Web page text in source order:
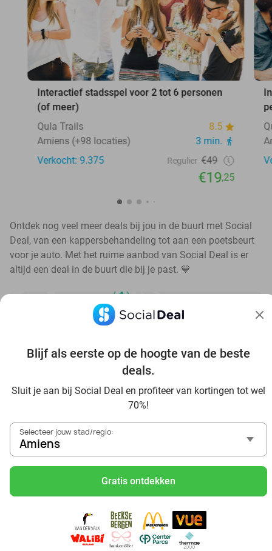
Blijf als eerste op de hoogte van de beste
deals.
Sluit je aan bij Social Deal en profiteer van kortingen tot wel
70%!
Selecteer jouw stad/regio:
Amiens
Gratis ontdekken
Interactief stadsspel voor 2 tot 6 personen
(of meer)
Qula Trails
8.5
Amiens (+98 locaties)
3 min.
Verkocht: 9.375
Regulier €49
€19,25
Ontdek nog veel meer deals bij jou in de buurt met Social
Deal, van een kappersbehandeling tot aan een poetsbeurt
voor je auto. Met het ruime aanbod van Social Deal is er
altijd een deal in de buurt die bij je past. 💙
Bekijk nog meer topdeals in jouw omgeving
Visitez Eauzone SPA à prix réduit à Amiens
Allez au spa à Amiens et ses environs
Petit-déjeuner et lunch à Amiens
Mangez des sushis à Amiens